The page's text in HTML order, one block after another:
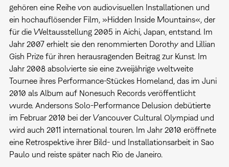
gehören eine Reihe von audiovisuellen Installationen und
ein hochauflösender Film, »Hidden Inside Mountains«, der
für die Weltausstellung 2005 in Aichi, Japan, entstand. Im
Jahr 2007 erhielt sie den renommierten Dorothy and Lillian
Gish Prize für ihren herausragenden Beitrag zur Kunst. Im
Jahr 2008 absolvierte sie eine zweijährige weltweite
Tournee ihres Performance-Stückes Homeland, das im Juni
2010 als Album auf Nonesuch Records veröffentlicht
wurde. Andersons Solo-Performance Delusion debütierte
im Februar 2010 bei der Vancouver Cultural Olympiad und
wird auch 2011 international touren. Im Jahr 2010 eröffnete
eine Retrospektive ihrer Bild- und Installationsarbeit in Sao
Paulo und reiste später nach Rio de Janeiro.